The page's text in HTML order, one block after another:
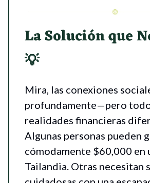
La Solución que
💡
Mira, las conexiones
profundamente—pero
realidades financieras
Algunas personas pueden
cómodamente $60,000 en
Tailandia. Otras necesitan